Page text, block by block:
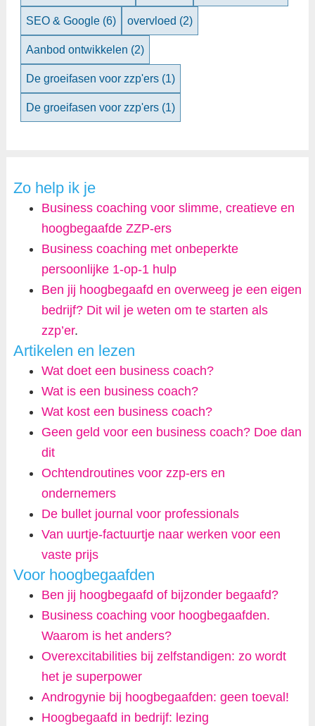
SEO & Google (6) overvloed (2)
Aanbod ontwikkelen (2)
De groeifasen voor zzp'ers (1)
De groeifasen voor zzp'ers (1)
Zo help ik je
Business coaching voor slimme, creatieve en
hoogbegaafde ZZP-ers
Business coaching met onbeperkte
persoonlijke 1-op-1 hulp
Ben jij hoogbegaafd en overweeg je een eigen
bedrijf? Dit wil je weten om te starten als
zzp’er.
Artikelen en lezen
Wat doet een business coach?
Wat is een business coach?
Wat kost een business coach?
Geen geld voor een business coach? Doe dan
dit
Ochtendroutines voor zzp-ers en
ondernemers
De bullet journal voor professionals
Van uurtje-factuurtje naar werken voor een
vaste prijs
Voor hoogbegaafden
Ben jij hoogbegaafd of bijzonder begaafd?
Business coaching voor hoogbegaafden.
Waarom is het anders?
Overexcitabilities bij zelfstandigen: zo wordt
het je superpower
Androgynie bij hoogbegaafden: geen toeval!
Hoogbegaafd in bedrijf: lezing